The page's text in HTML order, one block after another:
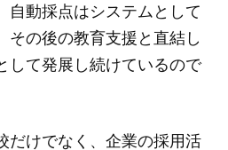
自動採点はシステムとして
その後の教育支援と直結し
して発展し続けているので
だけでなく、企業の採用活